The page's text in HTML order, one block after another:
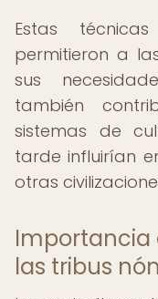
Estas
permitieron a
sus
también
sistemas de
tarde influirían
otras
Importancia
las tribus